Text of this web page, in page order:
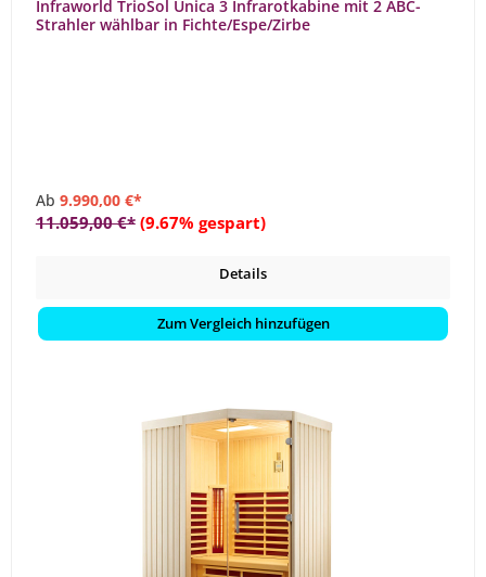
Infraworld TrioSol Unica 3 Infrarotkabine mit 2 ABC-
Strahler wählbar in Fichte/Espe/Zirbe
Ab 9.990,00 €*
11.059,00 €* (9.67% gespart)
Details
Zum Vergleich hinzufügen